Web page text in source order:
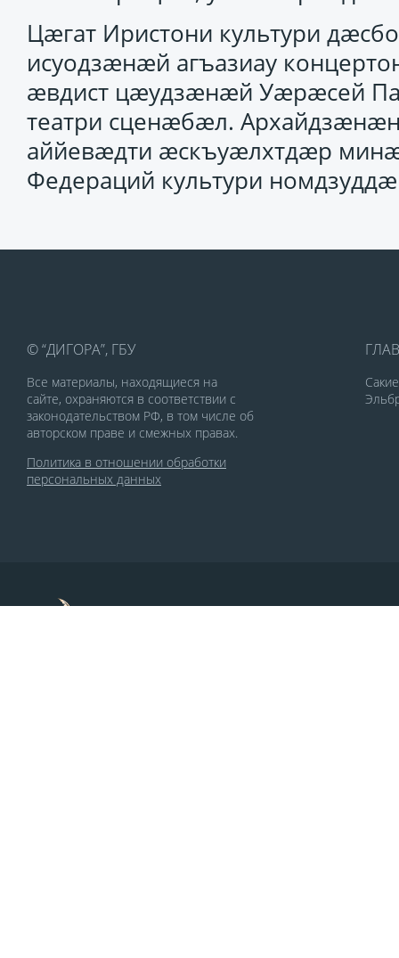
Цæгат Иристони культури
исуодзæнæй агъазиау
æвдист цæудзæнæй Уæрæсей
театри сценæбæл.
аййевæдти æскъуæлхтдæр
Федераций культури
© “ДИГОРА”, ГБУ
Все материалы, находящиеся на
сайте, охраняются в соответствии с
законодательством РФ, в том числе об
авторском праве и смежных правах.
Политика в отношении обработки
персональных данных